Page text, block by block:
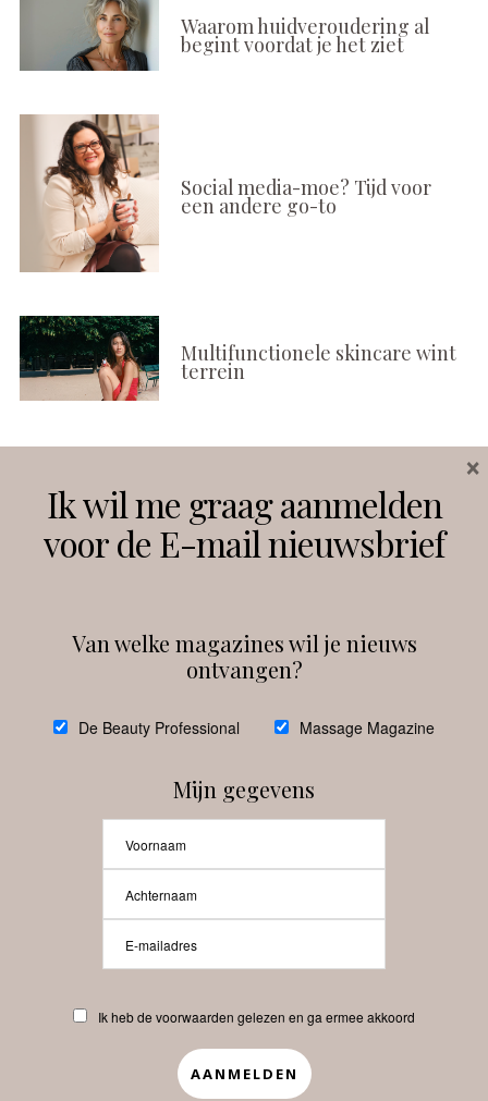
Waarom huidveroudering al
begint voordat je het ziet
Social media-moe? Tijd voor
een andere go-to
Multifunctionele skincare wint
terrein
Instagram Facebook
debeautyprofessional
Beauty-Pro.nl
Abonneren Contact
APP
Ik wil me graag aanmelden
voor de E-mail nieuwsbrief
Van welke magazines wil je nieuws
ontvangen?
De Beauty Professional Massage Magazine
Mijn gegevens
Ik heb de voorwaarden gelezen en ga ermee akkoord
×